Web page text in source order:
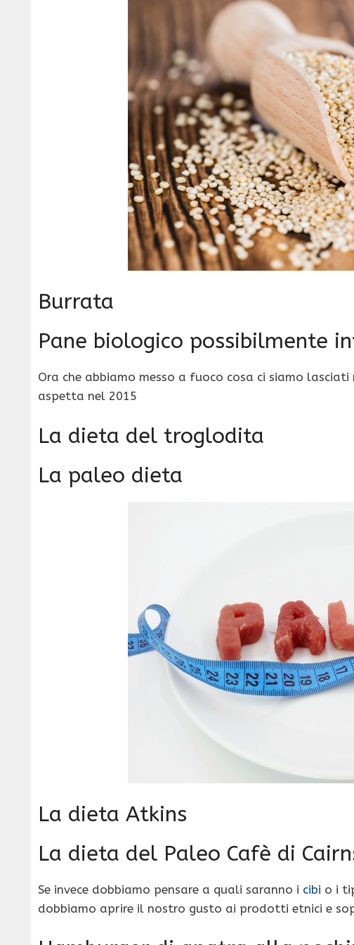
Burrata
Pane biologico possibilmente
Ora che abbiamo messo a fuoco cosa ci siamo
aspetta nel 2015
La dieta del troglodita
La paleo dieta
La dieta Atkins
La dieta del Paleo Cafè di
Se invece dobbiamo pensare a quali saranno i cibi o i
dobbiamo aprire il nostro gusto ai prodotti etnici e